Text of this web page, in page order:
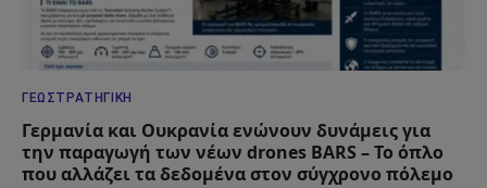
ΓΕΩΣΤΡΑΤΗΓΙΚΉ
Γερμανία και Ουκρανία ενώνουν δυνάμεις για
την παραγωγή των νέων drones BARS – Το όπλο
που αλλάζει τα δεδομένα στον σύγχρονο πόλεμο